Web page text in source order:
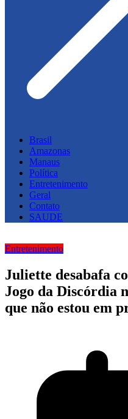
Brasil
Amazonas
Manaus
Política
Entretenimento
Geral
Contato
SAUDE
Entretenimento
Juliette desabafa
Jogo da Discórdia
que não estou em